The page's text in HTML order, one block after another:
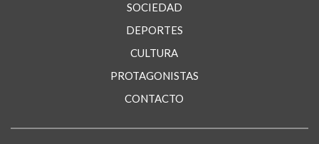
SOCIEDAD
DEPORTES
CULTURA
PROTAGONISTAS
CONTACTO